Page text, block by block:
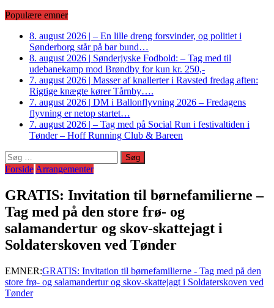
Populære emner
8. august 2026 | – En lille dreng forsvinder, og politiet i
Sønderborg står på bar bund…
8. august 2026 | Sønderjyske Fodbold: – Tag med til
udebanekamp mod Brøndby for kun kr. 250,-
7. august 2026 | Masser af knallerter i Ravsted fredag aften:
Rigtige knægte kører Tårnby….
7. august 2026 | DM i Ballonflyvning 2026 – Fredagens
flyvning er netop startet…
7. august 2026 | – Tag med på Social Run i festivaltiden i
Tønder – Hoff Running Club & Bareen
Søg
efter:
Forside Arrangementer
GRATIS: Invitation til børnefamilierne –
Tag med på den store frø- og
salamandertur og skov-skattejagt i
Soldaterskoven ved Tønder
EMNER:GRATIS: Invitation til børnefamilierne - Tag med på den
store frø- og salamandertur og skov-skattejagt i Soldaterskoven ved
Tønder